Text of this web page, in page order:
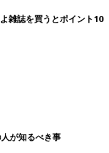
雑誌を買うとポイント10
が知るべき事